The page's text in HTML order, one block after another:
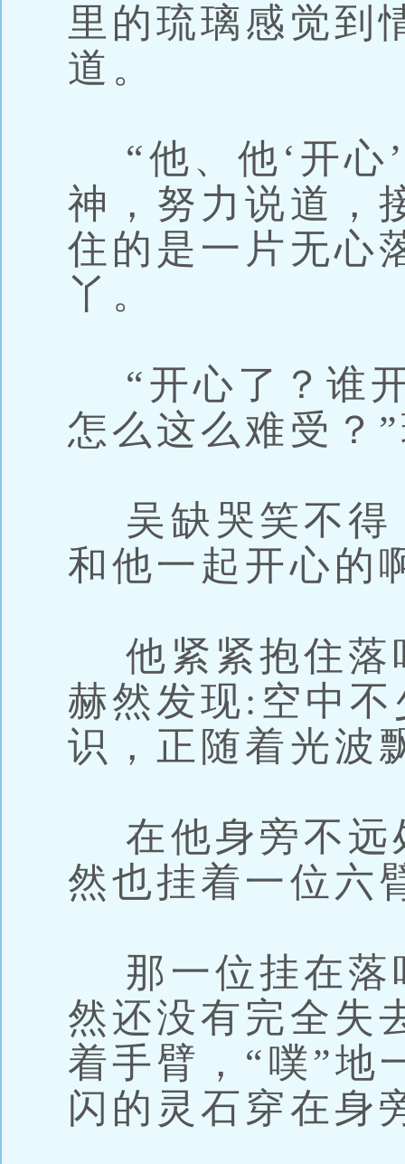
里的琉璃感觉到
道。
“他、他‘开心
神，努力说道，
住的是一片无心
丫。
“开心了？谁
怎么这么难受？
吴缺哭笑不得
和他一起开心的
他紧紧抱住落
赫然发现:空中
识，正随着光波
在他身旁不远
然也挂着一位六
那一位挂在落
然还没有完全失
着手臂，“噗”地
闪的灵石穿在身